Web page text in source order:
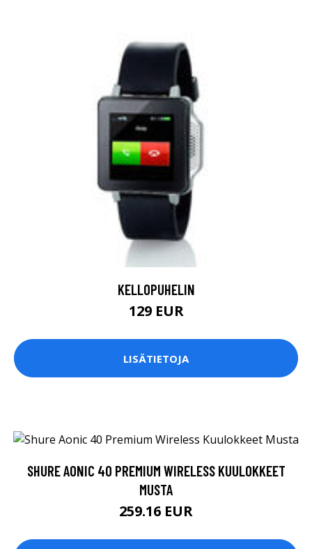
KELLOPUHELIN
129 EUR
LISÄTIETOJA
SHURE AONIC 40 PREMIUM WIRELESS KUULOKKEET
MUSTA
259.16 EUR